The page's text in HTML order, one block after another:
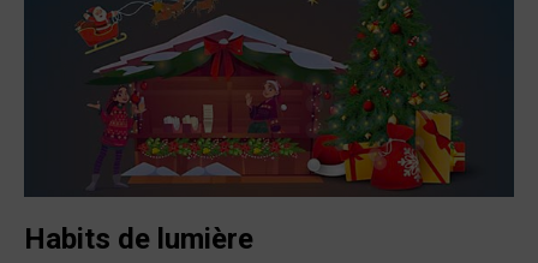
Habits de lumière